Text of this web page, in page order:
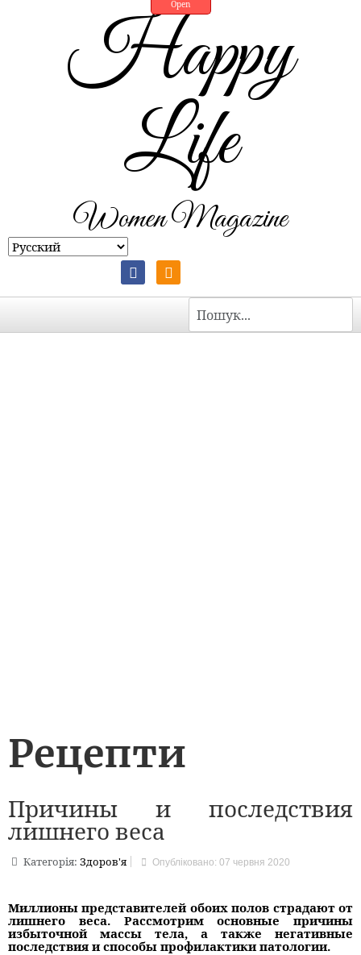
Open
Happy
Life
Women Magazine
Пошук
Рецепти
Причины и последствия
лишнего веса
Категорія:Здоров'я Опубліковано: 07 червня 2020
Миллионы представителей обоих полов страдают от
лишнего веса. Рассмотрим основные причины
избыточной массы тела, а также негативные
последствия и способы профилактики патологии.